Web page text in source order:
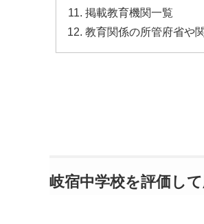
掲載教育機関一覧
教育関係の所管府省や
岐宿中学校を評価し